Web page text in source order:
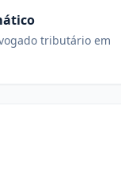
tributário em